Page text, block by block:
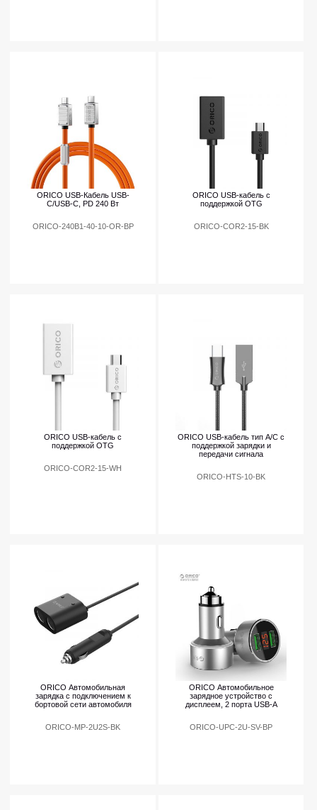
ORICO USB-Кабель USB-
C/USB-C, PD 240 Вт
ORICO-240B1-40-10-OR-BP
ORICO USB-кабель с
поддержкой OTG
ORICO-COR2-15-BK
ORICO USB-кабель с
поддержкой OTG
ORICO-COR2-15-WH
ORICO USB-кабель тип А/С с
поддержкой зарядки и
передачи сигнала
ORICO-HTS-10-BK
ORICO Автомобильная
зарядка с подключением к
бортовой сети автомобиля
ORICO-MP-2U2S-BK
ORICO Автомобильное
зарядное устройство с
дисплеем, 2 порта USB-A
ORICO-UPC-2U-SV-BP